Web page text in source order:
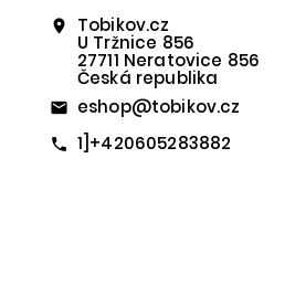
location_on Tobikov.cz
U Tržnice 856
27711 Neratovice 856
Česká republika
email eshop@tobikov.cz
call 1]+420605283882